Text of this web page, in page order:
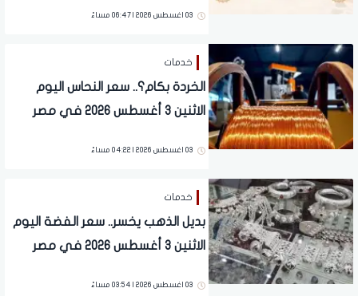
03 اغسطس 2026 | 06:47 مساءً
خدمات
الخردة بكام؟.. سعر النحاس اليوم
الاثنين 3 أغسطس 2026 في مصر
03 اغسطس 2026 | 04:22 مساءً
خدمات
بديل الذهب يخسر.. سعر الفضة اليوم
الاثنين 3 أغسطس 2026 في مصر
03 اغسطس 2026 | 03:54 مساءً